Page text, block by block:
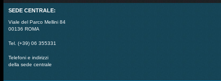
SEDE CENTRALE:
Viale del Parco Mellini 84
00136 ROMA
Tel. (+39) 06 355331
Telefoni e indirizzi
della sede centrale